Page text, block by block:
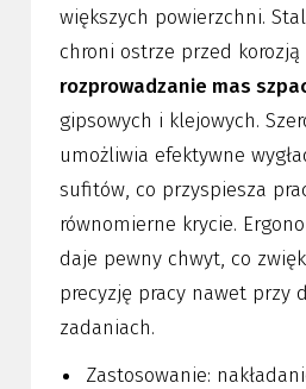
większych powierzchni.
chroni ostrze przed korozją
rozprowadzanie mas
gipsowych i klejowych.
umożliwia efektywne
sufitów, co przyspiesza
równomierne krycie.
daje pewny chwyt, co
precyzję pracy nawet przy
zadaniach.
Zastosowanie: